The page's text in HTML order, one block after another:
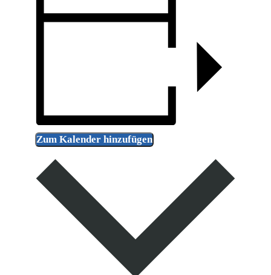
Zum Kalender hinzufügen